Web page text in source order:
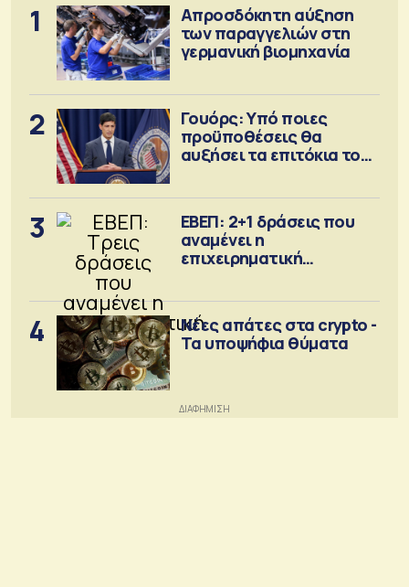
1
Απροσδόκητη αύξηση
των παραγγελιών στη
γερμανική βιομηχανία
2
Γουόρς: Υπό ποιες
προϋποθέσεις θα
αυξήσει τα επιτόκια τον
3
ΕΒΕΠ: 2+1 δράσεις που
αναμένει η
επιχειρηματική
4
Νέες απάτες στα crypto -
Τα υποψήφια θύματα